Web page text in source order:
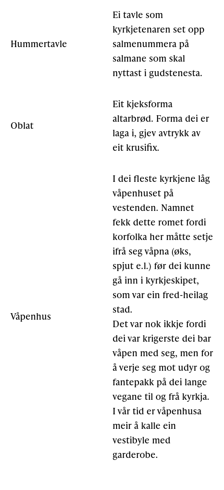
Hummertavle
Ei tavle som
kyrkjetenaren set opp
salmenummera på
salmane som skal
nyttast i gudstenesta.
Oblat
Eit kjeksforma
altarbrød. Forma dei er
laga i, gjev avtrykk av
eit krusifix.
Våpenhus
I dei fleste kyrkjene låg
våpenhuset på
vestenden. Namnet
fekk dette romet fordi
korfolka her måtte setje
ifrå seg våpna (øks,
spjut e.l.) før dei kunne
gå inn i kyrkjeskipet,
som var ein fred-heilag
stad.
Det var nok ikkje fordi
dei var krigerste dei bar
våpen med seg, men for
å verje seg mot udyr og
fantepakk på dei lange
vegane til og frå kyrkja.
I vår tid er våpenhusa
meir å kalle ein
vestibyle med
garderobe.